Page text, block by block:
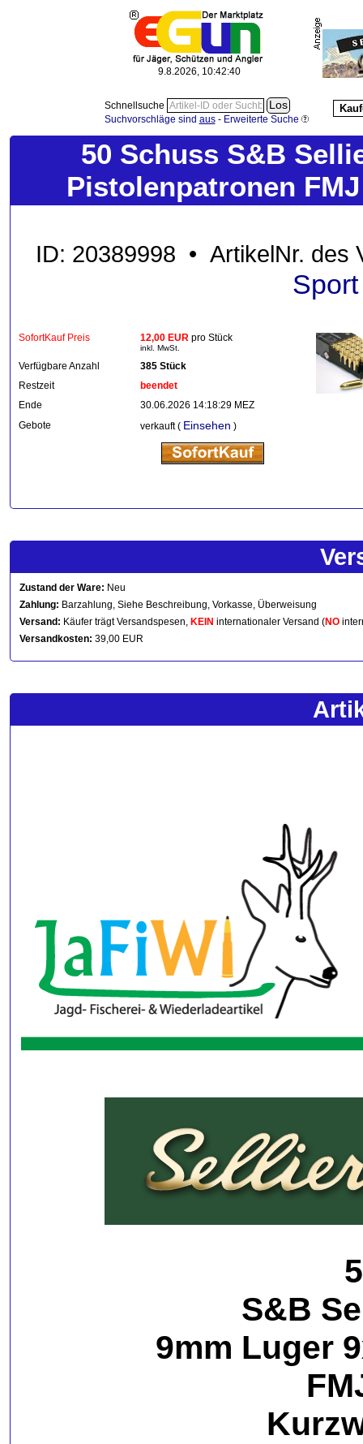
9.8.2026, 10:42:42
Schnellsuche
Suchvorschläge sind aus- Erweiterte Suche
50 Schuss S&B
Pistolenpatronen
ID: 20389998 • ArtikelNr.
Sport
SofortKauf Preis 12,00 EUR pro Stück
inkl. MwSt.
Verfügbare Anzahl
385 Stück
Restzeit
beendet
Ende
30.06.2026 14:18:29 MEZ
Gebote
verkauft ( Einsehen )
Zustand der Ware: Neu
Zahlung: Barzahlung, Siehe Beschreibung, Vorkasse, Überweisung
Versand: Käufer trägt Versandspesen, KEIN internationaler Versand (NO
Versandkosten: 39,00 EUR
S&B
9mm Luger